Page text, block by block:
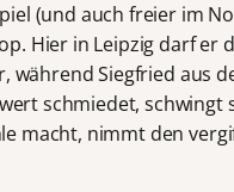
(und auch freier im
Hier in Leipzig darf er
während Siegfried aus
schmiedet, schwingt
macht, nimmt den